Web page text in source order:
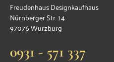
Freudenhaus Designkaufhaus
Nürnberger Str. 14
97076 Würzburg
0931 - 571 337